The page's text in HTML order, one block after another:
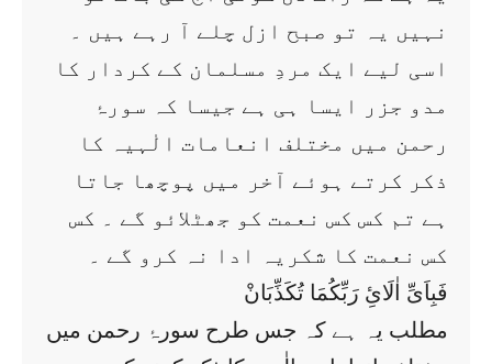
نہیں یہ تو صبح ازل چلے آ رہے ہیں ۔
اسی لیے ایک مردِ مسلمان کے کردار کا
مدو جزر ایسا ہی ہے جیسا کہ سورۂ
رحمن میں مختلف انعامات الٰہیہ کا
ذکر کرتے ہوئے آخر میں پوچھا جاتا
ہے تم کس کس نعمت کو جھٹلائو گے ۔ کس
کس نعمت کا شکریہ ادا نہ کرو گے ۔
فَبِاَیِّ اٰلَائِ رَبِّکُمَا تُکَذِّبَانْ
مطلب یہ ہے کہ جس طرح سورۂ رحمن میں